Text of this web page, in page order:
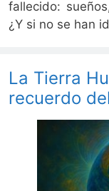
fallecido:
¿Y si no se han
La Tierra
recuerdo